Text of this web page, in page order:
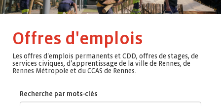
Offres d'emplois
Les offres d'emplois permanents et CDD, offres de stages, de
services civiques, d'apprentissage de la ville de Rennes, de
Rennes Métropole et du CCAS de Rennes.
Recherche par mots-clès